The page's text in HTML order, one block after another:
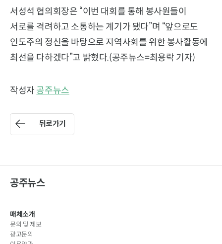
서성석 협의회장은 “이번 대회를 통해 봉사원들이
서로를 격려하고 소통하는 계기가 됐다”며 “앞으로도
인도주의 정신을 바탕으로 지역사회를 위한 봉사활동에
최선을 다하겠다”고 밝혔다.(공주뉴스=최용락 기자)
작성자 공주뉴스
뒤로가기
공주뉴스
매체소개
문의 및 제보
광고문의